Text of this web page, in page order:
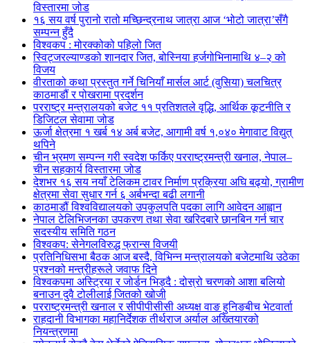
विस्तारमा जोड
१६ सय वर्ष पुरानो रातो मच्छिन्द्रनाथ जात्रा आज ‘भोटो जात्रा’सँगै
सम्पन्न हुँदै
विश्वकप : मोरक्कोको पहिलो जित
स्विट्जरल्याण्डको शानदार जित, बोस्निया हर्जगोभिनामाथि ४–२ को
विजय
वीरताको कथा प्रस्तुत गर्ने चिनियाँ मार्सल आर्ट (वुसिया) चलचित्र
काठमाडौं र पोखरामा प्रदर्शन
परराष्ट्र मन्त्रालयको बजेट ११ प्रतिशतले वृद्धि, आर्थिक कूटनीति र
डिजिटल सेवामा जोड
ऊर्जा क्षेत्रमा १ खर्ब १४ अर्ब बजेट, आगामी वर्ष १,०४० मेगावाट विद्युत्
थपिने
चीन भ्रमण सम्पन्न गरी स्वदेश फर्किए परराष्ट्रमन्त्री खनाल, नेपाल–
चीन सहकार्य विस्तारमा जोड
देशभर १६ सय नयाँ टेलिकम टावर निर्माण प्रक्रिया अघि बढ्यो, ग्रामीण
क्षेत्रमा सेवा सुधार गर्न ६ अर्बभन्दा बढी लगानी
काठमाडौं विश्वविद्यालयको उपकुलपति पदका लागि आवेदन आह्वान
नेपाल टेलिभिजनका उपकरण तथा सेवा खरिदबारे छानबिन गर्न चार
सदस्यीय समिति गठन
विश्वकप: सेनेगलविरुद्ध फ्रान्स विजयी
प्रतिनिधिसभा बैठक आज बस्दै, विभिन्न मन्त्रालयको बजेटमाथि उठेका
प्रश्नको मन्त्रीहरूले जवाफ दिने
विश्वकपमा अस्ट्रिया र जोर्डन भिड्दै : दोस्रो चरणको आशा बलियो
बनाउन दुवै टोलीलाई जितको खोजी
परराष्ट्रमन्त्री खनाल र सीपीपीसीसी अध्यक्ष वाङ हुनिङबीच भेटवार्ता
राहदानी विभागका महानिर्देशक तीर्थराज अर्याल अख्तियारको
नियन्त्रणमा